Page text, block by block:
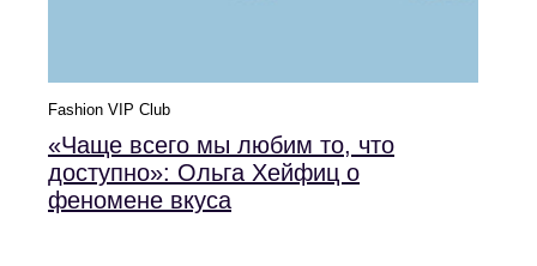
Fashion VIP Club
«Чаще всего мы любим то, что
доступно»: Ольга Хейфиц о
феномене вкуса